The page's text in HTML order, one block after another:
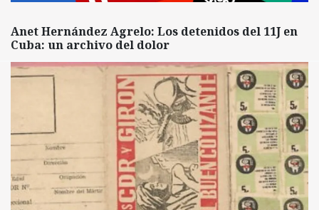
Anet Hernández Agrelo: Los detenidos del 11J en
Cuba: un archivo del dolor